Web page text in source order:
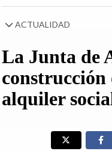
ACTUALIDAD
La Junta de
construcción
alquiler